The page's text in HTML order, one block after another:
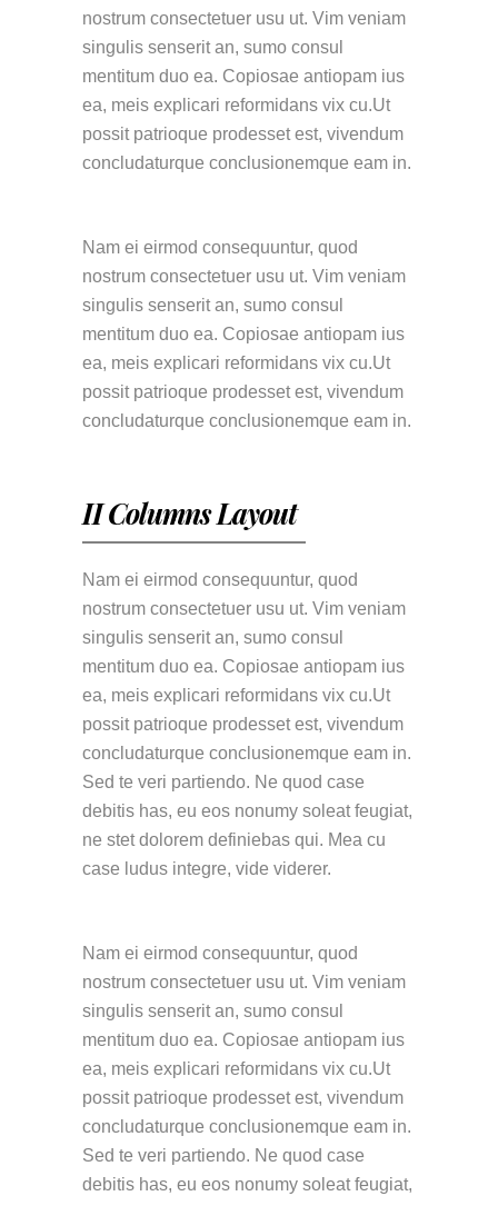
nostrum consectetuer usu ut. Vim veniam
singulis senserit an, sumo consul
mentitum duo ea. Copiosae antiopam ius
ea, meis explicari reformidans vix cu.Ut
possit patrioque prodesset est, vivendum
concludaturque conclusionemque eam in.
Nam ei eirmod consequuntur, quod
nostrum consectetuer usu ut. Vim veniam
singulis senserit an, sumo consul
mentitum duo ea. Copiosae antiopam ius
ea, meis explicari reformidans vix cu.Ut
possit patrioque prodesset est, vivendum
concludaturque conclusionemque eam in.
II Columns Layout
Nam ei eirmod consequuntur, quod
nostrum consectetuer usu ut. Vim veniam
singulis senserit an, sumo consul
mentitum duo ea. Copiosae antiopam ius
ea, meis explicari reformidans vix cu.Ut
possit patrioque prodesset est, vivendum
concludaturque conclusionemque eam in.
Sed te veri partiendo. Ne quod case
debitis has, eu eos nonumy soleat feugiat,
ne stet dolorem definiebas qui. Mea cu
case ludus integre, vide viderer.
Nam ei eirmod consequuntur, quod
nostrum consectetuer usu ut. Vim veniam
singulis senserit an, sumo consul
mentitum duo ea. Copiosae antiopam ius
ea, meis explicari reformidans vix cu.Ut
possit patrioque prodesset est, vivendum
concludaturque conclusionemque eam in.
Sed te veri partiendo. Ne quod case
debitis has, eu eos nonumy soleat feugiat,